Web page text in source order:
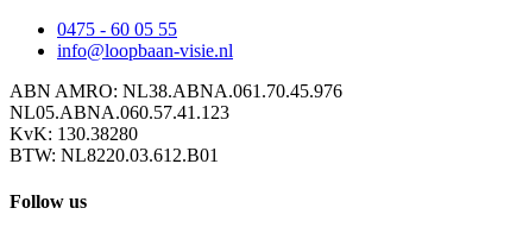
0475 - 60 05 55
info@loopbaan-visie.nl
ABN AMRO: NL38.ABNA.061.70.45.976
NL05.ABNA.060.57.41.123
KvK: 130.38280
BTW: NL8220.03.612.B01
Follow us